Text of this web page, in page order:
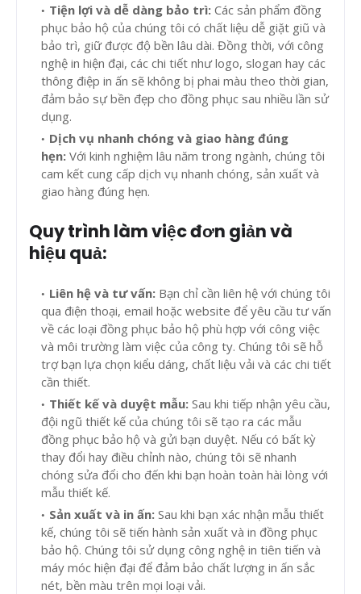
Tiện lợi và dễ dàng bảo trì: Các sản phẩm đồng
phục bảo hộ của chúng tôi có chất liệu dễ giặt giũ và
bảo trì, giữ được độ bền lâu dài. Đồng thời, với công
nghệ in hiện đại, các chi tiết như logo, slogan hay các
thông điệp in ấn sẽ không bị phai màu theo thời gian,
đảm bảo sự bền đẹp cho đồng phục sau nhiều lần sử
dụng.
Dịch vụ nhanh chóng và giao hàng đúng
hẹn: Với kinh nghiệm lâu năm trong ngành, chúng tôi
cam kết cung cấp dịch vụ nhanh chóng, sản xuất và
giao hàng đúng hẹn.
Quy trình làm việc đơn giản và
hiệu quả:
Liên hệ và tư vấn: Bạn chỉ cần liên hệ với chúng tôi
qua điện thoại, email hoặc website để yêu cầu tư vấn
về các loại đồng phục bảo hộ phù hợp với công việc
và môi trường làm việc của công ty. Chúng tôi sẽ hỗ
trợ bạn lựa chọn kiểu dáng, chất liệu vải và các chi tiết
cần thiết.
Thiết kế và duyệt mẫu: Sau khi tiếp nhận yêu cầu,
đội ngũ thiết kế của chúng tôi sẽ tạo ra các mẫu
đồng phục bảo hộ và gửi bạn duyệt. Nếu có bất kỳ
thay đổi hay điều chỉnh nào, chúng tôi sẽ nhanh
chóng sửa đổi cho đến khi bạn hoàn toàn hài lòng với
mẫu thiết kế.
Sản xuất và in ấn: Sau khi bạn xác nhận mẫu thiết
kế, chúng tôi sẽ tiến hành sản xuất và in đồng phục
bảo hộ. Chúng tôi sử dụng công nghệ in tiên tiến và
máy móc hiện đại để đảm bảo chất lượng in ấn sắc
nét, bền màu trên mọi loại vải.